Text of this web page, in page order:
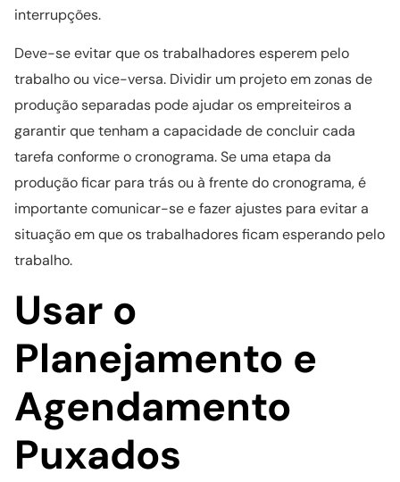
interrupções.
Deve-se evitar que os trabalhadores esperem pelo
trabalho ou vice-versa. Dividir um projeto em zonas de
produção separadas pode ajudar os empreiteiros a
garantir que tenham a capacidade de concluir cada
tarefa conforme o cronograma. Se uma etapa da
produção ficar para trás ou à frente do cronograma, é
importante comunicar-se e fazer ajustes para evitar a
situação em que os trabalhadores ficam esperando pelo
trabalho.
Usar o
Planejamento e
Agendamento
Puxados